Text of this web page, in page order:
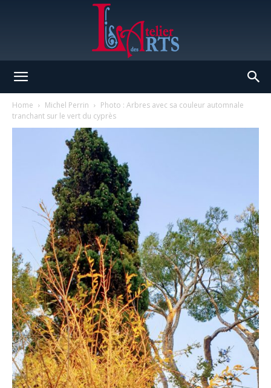
Arts
Home Michel Perrin
Photo : Arbres avec sa couleur automnale
tranchant sur le vert du cyprès